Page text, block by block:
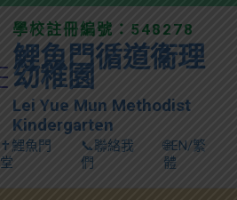
學校註冊編號：548278
鯉魚門循道衞理
幼稚園
Lei Yue Mun Methodist
Kindergarten
✝️鯉魚門
堂
📞聯絡我
們
🌐EN/繁
體